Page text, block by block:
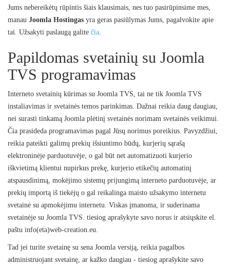
Jums nebereikėtų rūpintis šiais klausimais, nes tuo pasirūpinsime mes,
manau Joomla Hostingas yra geras pasiūlymas Jums, pagalvokite apie
tai. Užsakyti paslaugą galite čia
Papildomas svetainių su Joomla
TVS programavimas
Interneto svetainių kūrimas su Joomla TVS, tai ne tik Joomla TVS
instaliavimas ir svetainės temos parinkimas. Dažnai reikia daug daugiau,
nei surasti tinkamą Joomla plėtinį svetainės norimam svetainės veikimui.
Čia prasideda programavimas pagal Jūsų norimus poreikius. Pavyzdžiui,
reikia pateikti galimų prekių išsiuntimo būdų, kurjerių sąrašą
elektroninėje parduotuvėje, o gal būt net automatizuoti kurjerio
iškvietimą klientui nupirkus prekę, kurjerio etikečių automatinį
atspausdinimą, mokėjimo sistemų prijungimą interneto parduotuvėje, ar
prekių importą iš tiekėjų o gal reikalinga maisto užsakymo internetu
svetainė su apmokėjimu internetu. Viskas įmanoma, ir suderinama
svetainėje su Joomla TVS. tiesiog aprašykyte savo norus ir atsiųskite el.
paštu info(eta)web-creation.eu.
Tad jei turite svetainę su sena Joomla versiją, reikia pagalbos
administruojant svetainę, ar kažko daugiau - tiesiog aprašykite savo